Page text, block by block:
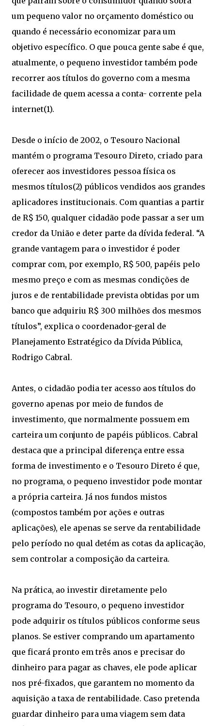
um pequeno valor no orçamento doméstico ou
quando é necessário economizar para um
objetivo específico. O que pouca gente sabe é que,
atualmente, o pequeno investidor também pode
recorrer aos títulos do governo com a mesma
facilidade de quem acessa a conta- corrente pela
internet(1).
Desde o início de 2002, o Tesouro Nacional
mantém o programa Tesouro Direto, criado para
oferecer aos investidores pessoa física os
mesmos títulos(2) públicos vendidos aos grandes
aplicadores institucionais. Com quantias a partir
de R$ 150, qualquer cidadão pode passar a ser um
credor da União e deter parte da dívida federal. “A
grande vantagem para o investidor é poder
comprar com, por exemplo, R$ 500, papéis pelo
mesmo preço e com as mesmas condições de
juros e de rentabilidade prevista obtidas por um
banco que adquiriu R$ 300 milhões dos mesmos
títulos”, explica o coordenador-geral de
Planejamento Estratégico da Dívida Pública,
Rodrigo Cabral.
Antes, o cidadão podia ter acesso aos títulos do
governo apenas por meio de fundos de
investimento, que normalmente possuem em
carteira um conjunto de papéis públicos. Cabral
destaca que a principal diferença entre essa
forma de investimento e o Tesouro Direto é que,
no programa, o pequeno investidor pode montar
a própria carteira. Já nos fundos mistos
(compostos também por ações e outras
aplicações), ele apenas se serve da rentabilidade
pelo período no qual detém as cotas da aplicação,
sem controlar a composição da carteira.
Na prática, ao investir diretamente pelo
programa do Tesouro, o pequeno investidor
pode adquirir os títulos públicos conforme seus
planos. Se estiver comprando um apartamento
que ficará pronto em três anos e precisar do
dinheiro para pagar as chaves, ele pode aplicar
nos pré-fixados, que garantem no momento da
aquisição a taxa de rentabilidade. Caso pretenda
guardar dinheiro para uma viagem sem data